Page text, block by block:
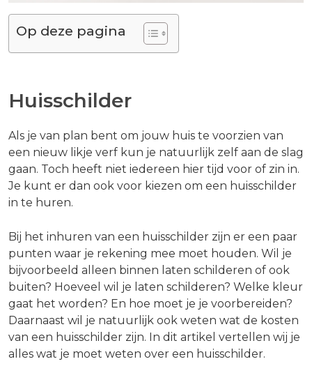
Op deze pagina
Huisschilder
Als je van plan bent om jouw huis te voorzien van
een nieuw likje verf kun je natuurlijk zelf aan de slag
gaan. Toch heeft niet iedereen hier tijd voor of zin in.
Je kunt er dan ook voor kiezen om een huisschilder
in te huren.
Bij het inhuren van een huisschilder zijn er een paar
punten waar je rekening mee moet houden. Wil je
bijvoorbeeld alleen binnen laten schilderen of ook
buiten? Hoeveel wil je laten schilderen? Welke kleur
gaat het worden? En hoe moet je je voorbereiden?
Daarnaast wil je natuurlijk ook weten wat de kosten
van een huisschilder zijn. In dit artikel vertellen wij je
alles wat je moet weten over een huisschilder.